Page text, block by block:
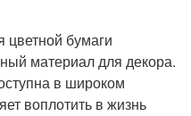
бумаги
материал для декора.
в широком
воплотить в жизнь